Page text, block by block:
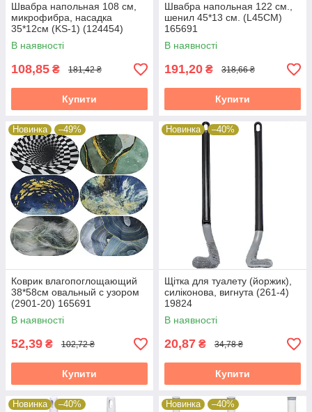
Швабра напольная 108 см,
микрофибра, насадка
35*12см (KS-1) (124454)
165691
В наявності
108,85 ₴ 181,42 ₴
Купити
Швабра напольная 122 см.,
шенил 45*13 см. (L45CM)
165691
В наявності
191,20 ₴ 318,66 ₴
Купити
Новинка –49%
Коврик влагопоглощающий
38*58см овальный с узором
(2901-20) 165691
В наявності
52,39 ₴ 102,72 ₴
Купити
Новинка –40%
Щітка для туалету (йоржик),
силіконова, вигнута (261-4)
19824
В наявності
20,87 ₴ 34,78 ₴
Купити
Новинка –40% Новинка –40%